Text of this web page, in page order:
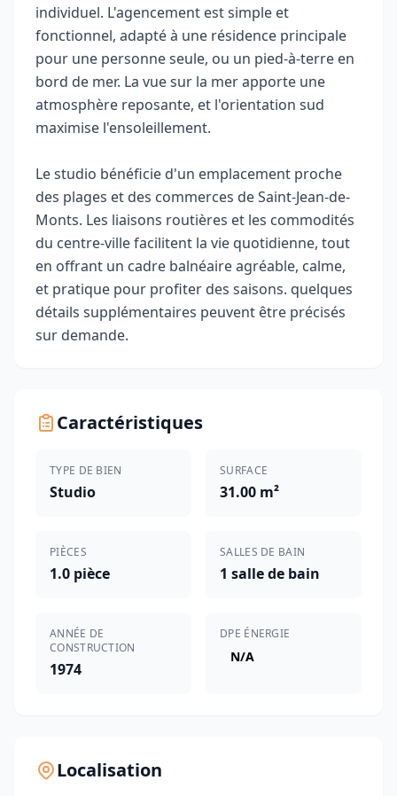
individuel. L'agencement est simple et
fonctionnel, adapté à une résidence principale
pour une personne seule, ou un pied-à-terre en
bord de mer. La vue sur la mer apporte une
atmosphère reposante, et l'orientation sud
maximise l'ensoleillement.
Le studio bénéficie d'un emplacement proche
des plages et des commerces de Saint-Jean-de-
Monts. Les liaisons routières et les commodités
du centre-ville facilitent la vie quotidienne, tout
en offrant un cadre balnéaire agréable, calme,
et pratique pour profiter des saisons. quelques
détails supplémentaires peuvent être précisés
sur demande.
Caractéristiques
TYPE DE BIEN
Studio
SURFACE
31.00 m²
PIÈCES
1.0 pièce
SALLES DE BAIN
1 salle de bain
ANNÉE DE
CONSTRUCTION
1974
DPE ÉNERGIE
N/A
Localisation